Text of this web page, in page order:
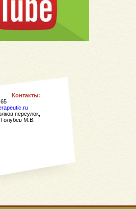
Контакты:
переулок,
М.В.